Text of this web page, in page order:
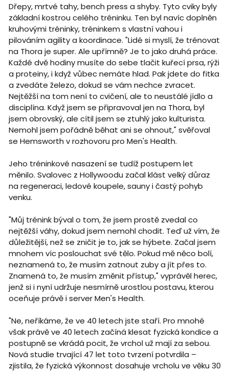
Dřepy, mrtvé tahy, bench press a shyby. Tyto cviky byly
základní kostrou celého tréninku. Ten byl navíc doplněn
kruhovými tréninky, tréninkem s vlastní vahou i
pilováním agility a koordinace. "Lidé si myslí, že trénovat
na Thora je super. Ale upřímně? Je to jako druhá práce.
Každé dvě hodiny musíte do sebe tlačit kuřecí prsa, rýži
a proteiny, i když vůbec nemáte hlad. Pak jdete do fitka
a zvedáte železo, dokud se vám nechce zvracet.
Nejtěžší na tom není to cvičení, ale to neustálé jídlo a
disciplína. Když jsem se připravoval jen na Thora, byl
jsem obrovský, ale cítil jsem se ztuhlý jako kulturista.
Nemohl jsem pořádně běhat ani se ohnout," svěřoval
se Hemsworth v rozhovoru pro Men's Health.
Jeho tréninkové nasazení se tudíž postupem let
měnilo. Svalovec z Hollywoodu začal klást velký důraz
na regeneraci, ledové koupele, sauny i častý pohyb
venku.
"Můj trénink býval o tom, že jsem prostě zvedal co
nejtěžší váhy, dokud jsem nemohl chodit. Teď už vím, že
důležitější, než se zničit je to, jak se hýbete. Začal jsem
mnohem víc poslouchat své tělo. Pokud mě něco bolí,
neznamená to, že musím zatnout zuby a jít přes to.
Znamená to, že musím změnit přístup," vyprávěl herec,
jenž si i nyní udržuje nesmírně urostlou postavu, kterou
oceňuje právě i server Men's Health.
"Ne, neříkáme, že ve 40 letech jste staří. Pro mnohé
však právě ve 40 letech začíná klesat fyzická kondice a
postupně se vkrádá pocit, že vrchol už mají za sebou.
Nová studie trvající 47 let toto tvrzení potvrdila –
zjistila, že fyzická výkonnost dosahuje vrcholu ve věku 30